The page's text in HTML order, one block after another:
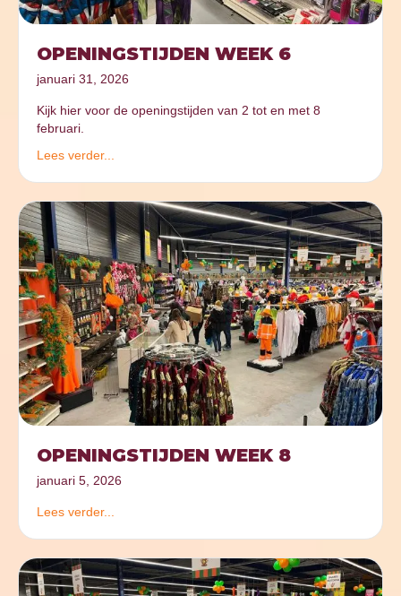
OPENINGSTIJDEN WEEK 6
januari 31, 2026
Kijk hier voor de openingstijden van 2 tot en met 8
februari.
Lees verder...
OPENINGSTIJDEN WEEK 8
januari 5, 2026
Lees verder...